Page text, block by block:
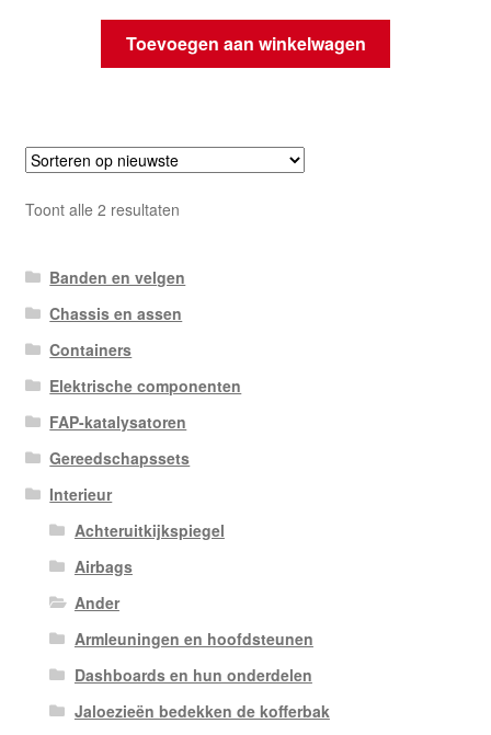
Toevoegen aan winkelwagen
Toont alle 2 resultatenGesorteerd
Banden en velgen
Chassis en assen
Containers
Elektrische componenten
FAP-katalysatoren
Gereedschapssets
Interieur
Achteruitkijkspiegel
Airbags
Ander
Armleuningen en hoofdsteunen
Dashboards en hun onderdelen
Jaloezieën bedekken de kofferbak